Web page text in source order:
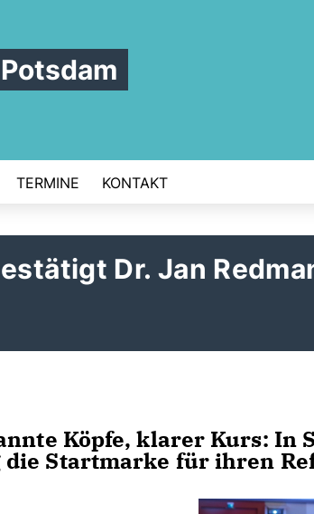
TERMINE KONTAKT
Dr. Jan
Köpfe, klarer Kurs: In
die Startmarke für ihren